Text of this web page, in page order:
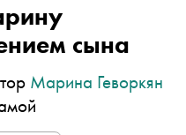
сына
Марина Геворкян